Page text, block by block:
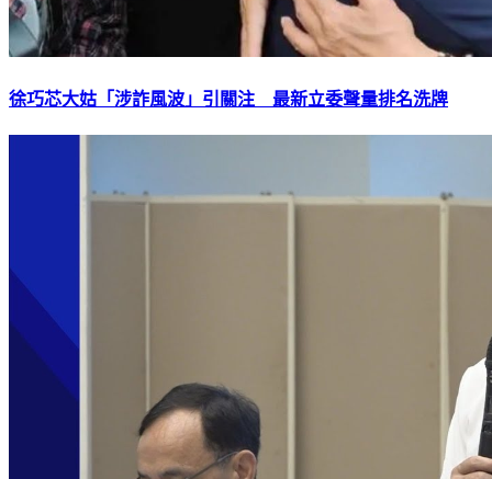
徐巧芯大姑「涉詐風波」引關注 最新立委聲量排名洗牌